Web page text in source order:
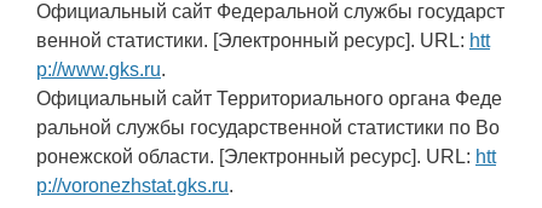
Официальный сайт Федеральной службы государст
венной статистики. [Электронный ресурс]. URL: htt
p://www.gks.ru.
Официальный сайт Территориального органа Феде
ральной службы государственной статистики по Во
ронежской области. [Электронный ресурс]. URL: htt
p://voronezhstat.gks.ru.